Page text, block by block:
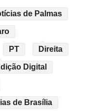
de Palmas
PT Direita
Digital
de Brasília